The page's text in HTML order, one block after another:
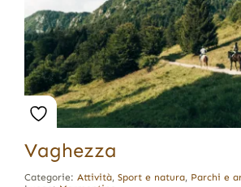
Vaghezza
Categorie: Attività, Sport e natura, Parchi e